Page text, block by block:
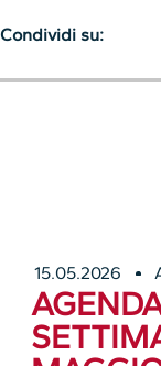
15.05.2026
Condividi su: